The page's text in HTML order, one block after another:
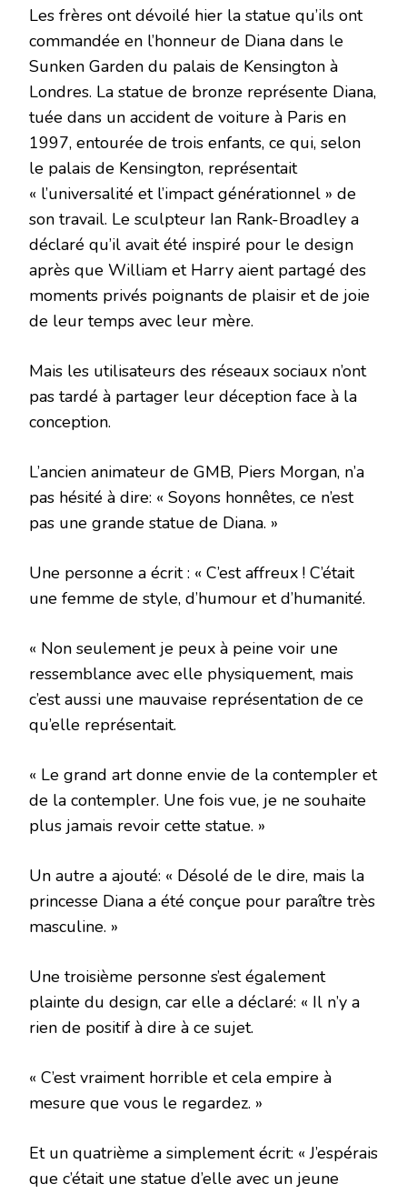
Les frères ont dévoilé hier la statue qu’ils ont
commandée en l’honneur de Diana dans le
Sunken Garden du palais de Kensington à
Londres. La statue de bronze représente Diana,
tuée dans un accident de voiture à Paris en
1997, entourée de trois enfants, ce qui, selon
le palais de Kensington, représentait
« l’universalité et l’impact générationnel » de
son travail. Le sculpteur Ian Rank-Broadley a
déclaré qu’il avait été inspiré pour le design
après que William et Harry aient partagé des
moments privés poignants de plaisir et de joie
de leur temps avec leur mère.
Mais les utilisateurs des réseaux sociaux n’ont
pas tardé à partager leur déception face à la
conception.
L’ancien animateur de GMB, Piers Morgan, n’a
pas hésité à dire: « Soyons honnêtes, ce n’est
pas une grande statue de Diana. »
Une personne a écrit : « C’est affreux ! C’était
une femme de style, d’humour et d’humanité.
« Non seulement je peux à peine voir une
ressemblance avec elle physiquement, mais
c’est aussi une mauvaise représentation de ce
qu’elle représentait.
« Le grand art donne envie de la contempler et
de la contempler. Une fois vue, je ne souhaite
plus jamais revoir cette statue. »
Un autre a ajouté: « Désolé de le dire, mais la
princesse Diana a été conçue pour paraître très
masculine. »
Une troisième personne s’est également
plainte du design, car elle a déclaré: « Il n’y a
rien de positif à dire à ce sujet.
« C’est vraiment horrible et cela empire à
mesure que vous le regardez. »
Et un quatrième a simplement écrit: « J’espérais
que c’était une statue d’elle avec un jeune